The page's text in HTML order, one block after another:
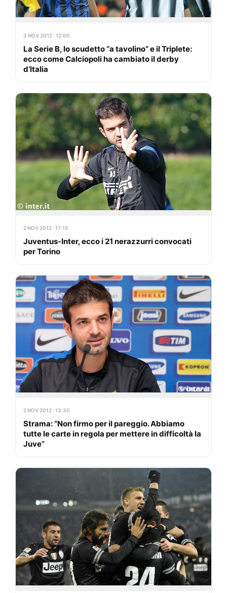
3 NOV 2012 · 12:00
La Serie B, lo scudetto “a tavolino” e il Triplete:
ecco come Calciopoli ha cambiato il derby
d’Italia
2 NOV 2012 · 17:15
Juventus-Inter, ecco i 21 nerazzurri convocati
per Torino
2 NOV 2012 · 13:30
Strama: “Non firmo per il pareggio. Abbiamo
tutte le carte in regola per mettere in difficoltà la
Juve”